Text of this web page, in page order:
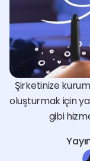
Şirketinize
oluşturmak için
gibi